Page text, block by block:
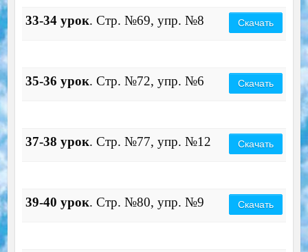
33-34 урок. Стр. №69, упр. №8 Скачать
35-36 урок. Стр. №72, упр. №6 Скачать
37-38 урок. Стр. №77, упр. №12 Скачать
39-40 урок. Стр. №80, упр. №9 Скачать